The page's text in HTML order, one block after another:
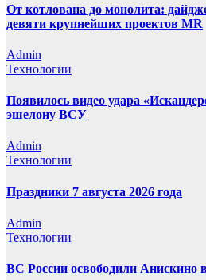
От котлована до монолита:
девяти крупнейших проектов MR
Admin
Технологии
Появилось видео удара
эшелону ВСУ
Admin
Технологии
Праздники 7 августа 2026 года
Admin
Технологии
ВС России освободили Анискино